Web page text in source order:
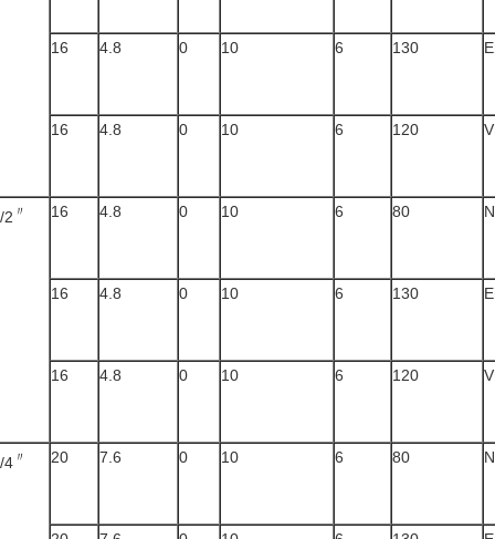
16 4.8 0 10 6 130
16
4.8 0 10 6 120
2 〃 16 4.8 0 10 6 80
16 4.8 0 10 6 130
16
4.8 0 10 6 120
4 〃 20 7.6 0 10 6 80